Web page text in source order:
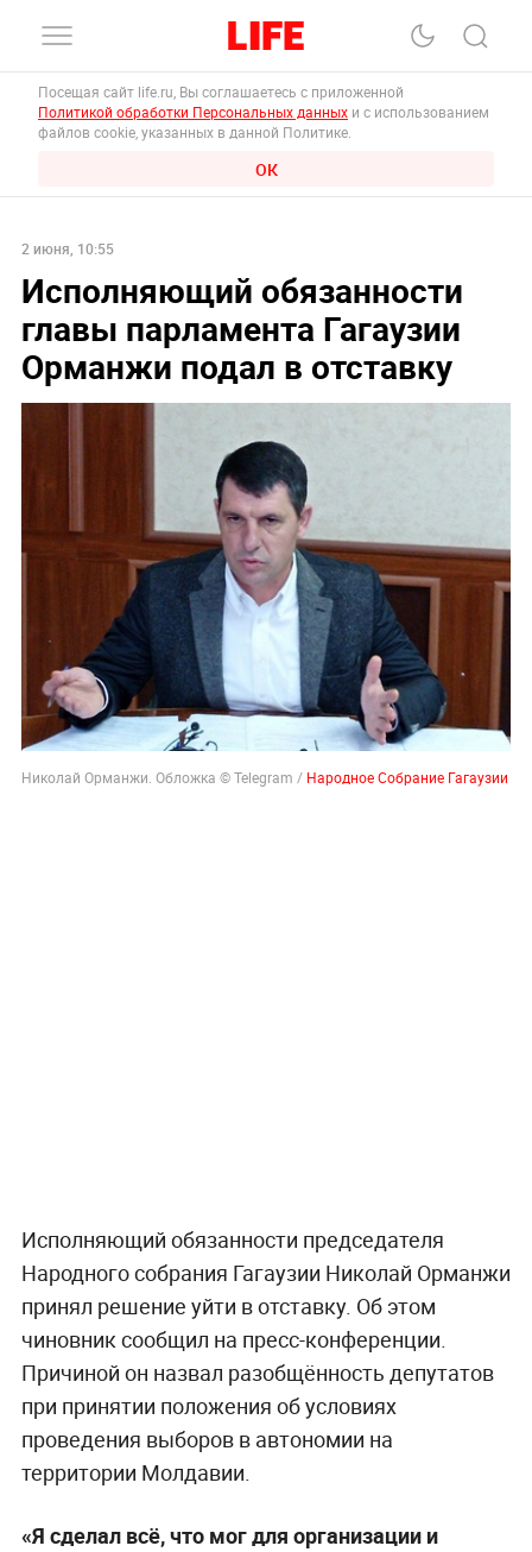
Посещая сайт life.ru, Вы соглашаетесь с приложенной
Политикой обработки Персональных данных и с использованием
файлов cookie, указанных в данной Политике.
ОК
2 июня, 10:55
Исполняющий обязанности
главы парламента Гагаузии
Орманжи подал в отставку
Николай Орманжи. Обложка © Telegram / Народное Собрание Гагаузии
Исполняющий обязанности председателя
Народного собрания Гагаузии Николай Орманжи
принял решение уйти в отставку. Об этом
чиновник сообщил на пресс-конференции.
Причиной он назвал разобщённость депутатов
при принятии положения об условиях
проведения выборов в автономии на
территории Молдавии.
«Я сделал всё, что мог для организации и